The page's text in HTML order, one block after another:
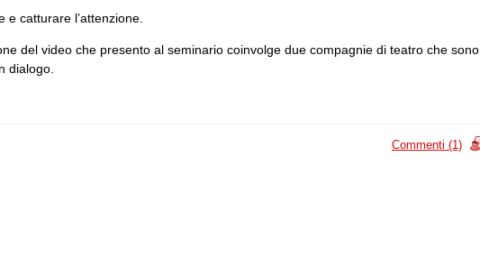
catturare l’attenzione.
del video che presento al seminario coinvolge due compagnie di teatro che sono
dialogo.
Commenti (1)